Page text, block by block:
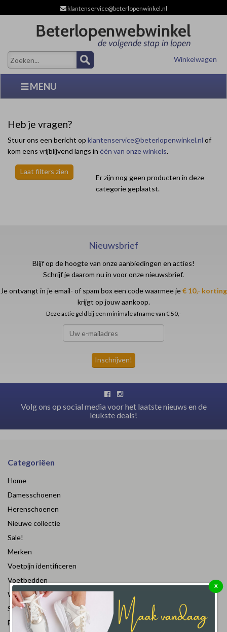
klantenservice@beterlopenwinkel.nl
Winkelwagen
MENU
Heb je vragen?
Stuur ons een bericht op klantenservice@beterlopenwinkel.nl of
kom eens vrijblijvend langs in één van onze winkels.
Laat filters zien
Er zijn nog geen producten in deze
categorie geplaatst.
Nieuwsbrief
Blijf op de hoogte van onze aanbiedingen en acties!
Schrijf je daarom nu in voor onze nieuwsbrief.
Je ontvangt in je email- of spam box een code waarmee je€ 10,- korting
krijgt op jouw aankoop.
Deze actie geld bij een minimale afname van € 50,-
Volg ons op social media voor het laatste nieuws en de
leukste deals!
Categoriëen
Home
Damesschoenen
Herenschoenen
Nieuwe collectie
Sale!
Merken
Voetpijn identificeren
Voetbedden
Welke breedtemaat?
Sokken
Fournituren
X